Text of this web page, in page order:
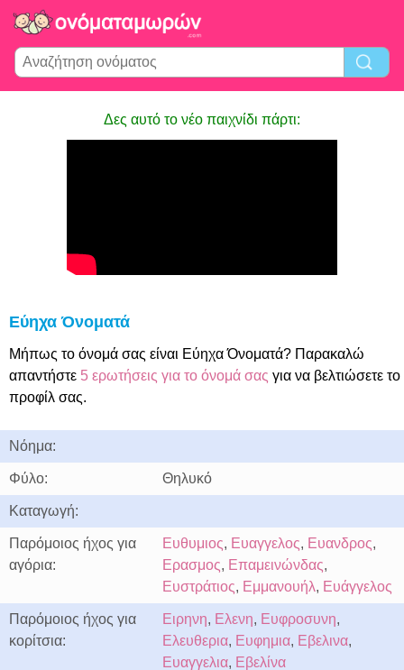
Δες αυτό το νέο παιχνίδι πάρτι:
Εύηχα Όνοματά
Μήπως το όνομά σας είναι Εύηχα Όνοματά? Παρακαλώ
απαντήστε 5 ερωτήσεις για το όνομά σας για να βελτιώσετε το
προφίλ σας.
Νόημα:
Φύλο: Θηλυκό
Καταγωγή:
Παρόμοιος ήχος για
αγόρια:
Ευθυμιος, Ευαγγελος, Ευανδρος,
Ερασμος, Επαμεινώνδας,
Ευστράτιος, Εμμανουήλ, Ευάγγελος
Παρόμοιος ήχος για
κορίτσια:
Ειρηνη, Ελενη, Ευφροσυνη,
Ελευθερια, Ευφημια, Εβελινα,
Ευαγγελια, Εβελίνα